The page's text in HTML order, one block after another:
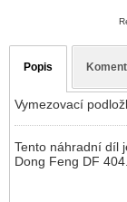
Popis
Vymezovací
Tento náhradní díl
Dong Feng DF 404.